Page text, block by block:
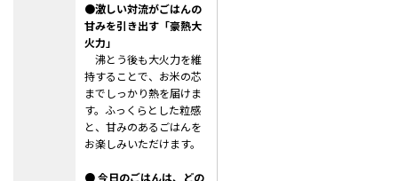
●激しい対流がごはんの
甘みを引き出す「豪熱大
火力」
沸とう後も大火力を維
持することで、お米の芯
までしっかり熱を届けま
す。 ふっくらとした粒感
と、甘みのあるごはんを
お楽しみいただけます。
● 今日のごはんは、どの